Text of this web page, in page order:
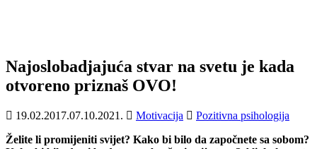
Najoslobadjajuća stvar na svetu je kada
otvoreno priznaš OVO!
19.02.2017.07.10.2021. Motivacija
Pozitivna psihologija
Želite li promijeniti svijet? Kako bi bilo da započnete sa sobom?